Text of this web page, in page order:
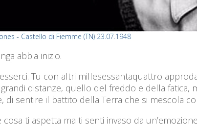
- Castello di Fiemme (TN) 23.07.1948
abbia inizio.
Tu con altri millesessantaquattro
distanze, quello del freddo e della fatica,
di sentire il battito della Terra che si mescola
cosa ti aspetta ma ti senti invaso da